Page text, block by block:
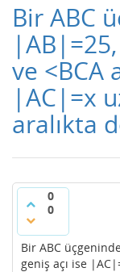
Bir ABC
ve <BCA
|AC|=x
aralıkta
0
0
Bir ABC
geniş açı ise